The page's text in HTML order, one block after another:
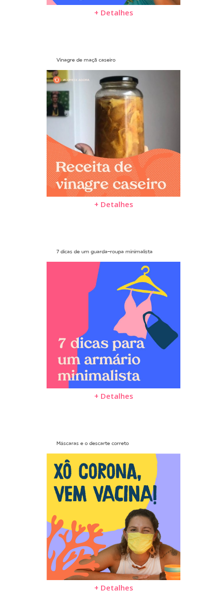
+ Detalhes
Vinagre de maçã caseiro
+ Detalhes
7 dicas de um guarda-roupa minimalista
+ Detalhes
Máscaras e o descarte correto
+ Detalhes